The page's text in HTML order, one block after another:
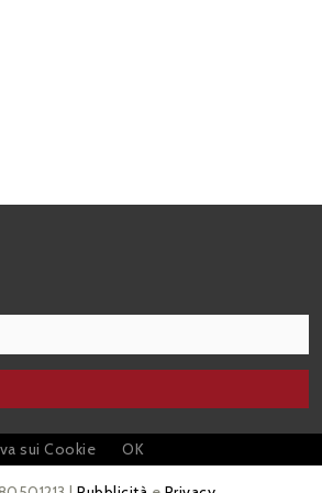
sui Cookie OK